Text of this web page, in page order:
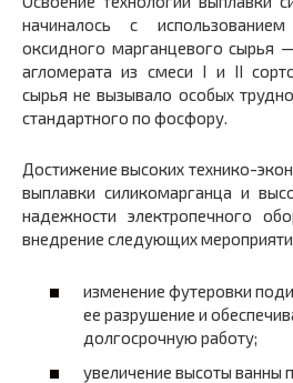
начиналось с использованием
оксидного марганцевого сырья
агломерата из смеси I и II
сырья не вызывало особых
стандартного по фосфору.
Достижение высоких технико-
выплавки силикомарганца и
надежности электропечного
внедрение следующих
изменение футеровки
ее разрушение и
долгосрочную работу;
увеличение высоты ванны